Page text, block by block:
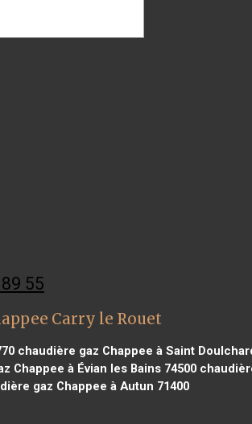
55
Carry le Rouet
chaudière gaz Chappee à Saint
Chappee à Évian les Bains 74500
gaz Chappee à Autun 71400